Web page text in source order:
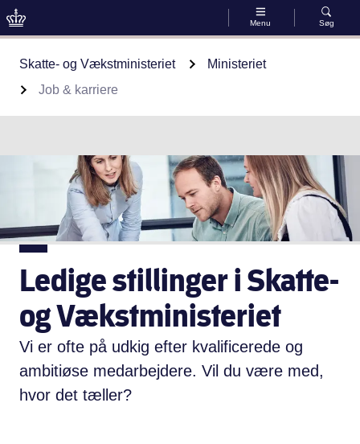
Menu Søg
Skatte- og Vækstministeriet
Ministeriet
Job & karriere
Ledige stillinger i Skatte-
og Vækstministeriet
Vi er ofte på udkig efter kvalificerede og
ambitiøse medarbejdere. Vil du være med,
hvor det tæller?